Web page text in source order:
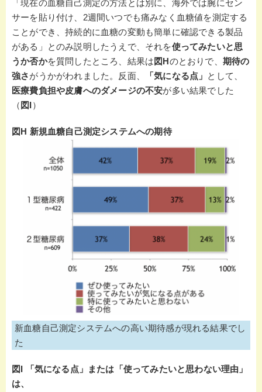
「現在の血糖自己測定の方法とは別に、海外では腕にセン
サーを貼り付け、2週間いつでも痛みなく血糖値を測定する
ことができ、持続的に血糖の変動も簡単に確認できる製品
がある」とのみ説明したうえで、それを使ってみたいと思
うか否かを質問したところ、結果は 図Hのとおりで、 期待の
強さがうかがわれました。反面、 「気になる点」 として、
医療費負担や皮膚へのダメージの不安が多い結果でした
（ 図I）
図H 新規血糖自己測定システムへの期待
新血糖自己測定システムへの高い期待感が現れる結果でし
た
図I 「気になる点」または「使ってみたいと思わない理由」
は、